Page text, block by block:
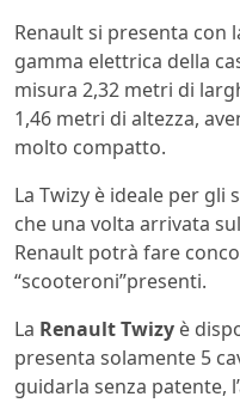
Renault si presenta con
gamma elettrica della
misura 2,32 metri di
1,46 metri di altezza,
molto compatto.
La Twizy è ideale per
che una volta arrivata
Renault potrà fare
“scooteroni”presenti.
La Renault Twizy è
presenta solamente 5
guidarla senza patente,